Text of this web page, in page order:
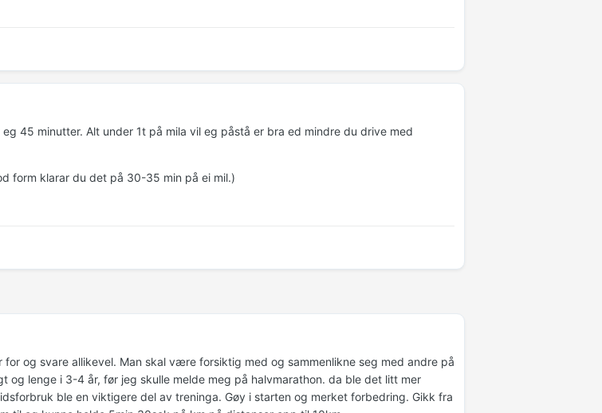
45 minutter. Alt under 1t på mila vil eg påstå er bra ed mindre du drive med
form klarar du det på 30-35 min på ei mil.)
for og svare allikevel. Man skal være forsiktig med og sammenlikne seg med andre på
og lenge i 3-4 år, før jeg skulle melde meg på halvmarathon. da ble det litt mer
ble en viktigere del av treninga. Gøy i starten og merket forbedring. Gikk fra